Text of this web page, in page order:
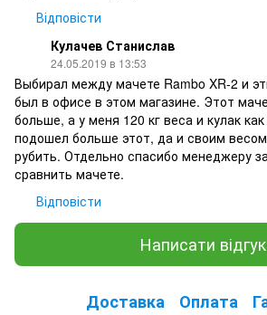
Відповісти
Кулачев Станислав
24.05.2019 в 13:53
Выбирал между мачете Rambo XR-2 и
был в офисе в этом магазине. Этот
больше, а у меня 120 кг веса и кулак
подошел больше этот, да и своим
рубить. Отдельно спасибо менеджеру
сравнить мачете.
Відповісти
Написати відгук
Доставка Оплата